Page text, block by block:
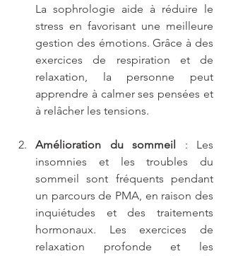
La sophrologie aide à réduire le
stress en favorisant une meilleure
gestion des émotions. Grâce à des
exercices de respiration et de
relaxation, la personne peut
apprendre à calmer ses pensées et
à relâcher les tensions.
Amélioration du sommeil
: Les
insomnies et les troubles du
sommeil sont fréquents pendant
un parcours de PMA, en raison des
inquiétudes et des traitements
hormonaux. Les exercices de
relaxation profonde et les